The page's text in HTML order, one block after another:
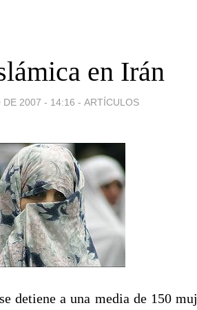
en Irán
DE 2007 - 14:16 - ARTÍCULOS
detiene a una media de 150